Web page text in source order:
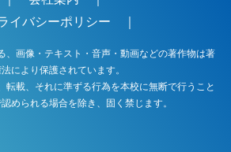
イバシーポリシー
｜
、画像・テキスト・音声・動画などの著作物は著
により保護されています。
転載、それに準ずる行為を本校に無断で行うこと
められる場合を除き、固く禁じます。